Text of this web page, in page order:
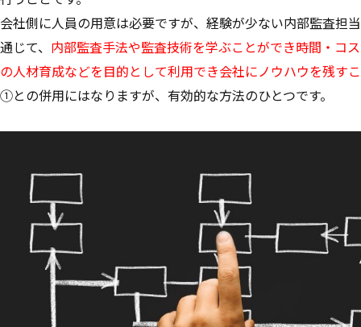
会社側に人員の用意は必要ですが、経験が少ない内部監査担
通じて、 内部監査手法や監査技術を学ぶことができ時間・コ
の人材育成などを目的として利用でき会社にノウハウを残す
①との併用にはなりますが、有効的な方法のひとつです。